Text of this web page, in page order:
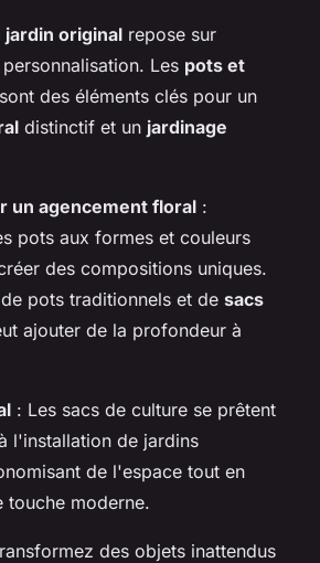
original repose sur
Les pots et
sont des éléments clés pour un
distinctif et un jardinage
un agencement floral :
pots aux formes et couleurs
des compositions uniques.
pots traditionnels et de sacs
ajouter de la profondeur à
: Les sacs de culture se prêtent
l'installation de jardins
de l'espace tout en
touche moderne.
des objets inattendus